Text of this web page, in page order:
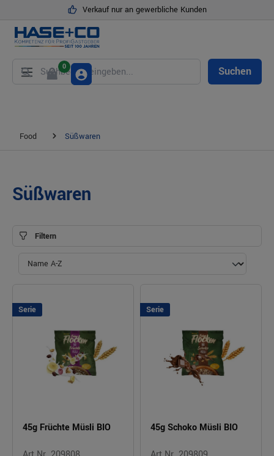
Verkauf nur an gewerbliche Kunden
Suchen
0
Food Süßwaren
Süßwaren
Filtern
Serie
45g Früchte Müsli BIO
Serie
45g Schoko Müsli BIO